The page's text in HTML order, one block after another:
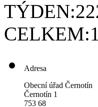
TÝDEN:
CELKEM:
Adresa
Obecní úřad Černotín
Černotín 1
753 68